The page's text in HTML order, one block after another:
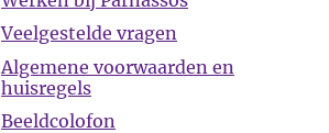
Veelgestelde vragen
Algemene voorwaarden en
huisregels
Beeldcolofon